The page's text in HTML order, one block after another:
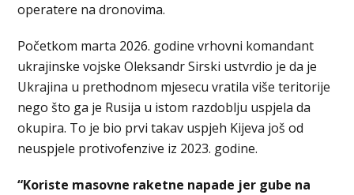
operatere na dronovima.
Početkom marta 2026. godine vrhovni komandant
ukrajinske vojske Oleksandr Sirski ustvrdio je da je
Ukrajina u prethodnom mjesecu vratila više teritorije
nego što ga je Rusija u istom razdoblju uspjela da
okupira. To je bio prvi takav uspjeh Kijeva još od
neuspjele protivofenzive iz 2023. godine.
“Koriste masovne raketne napade jer gube na